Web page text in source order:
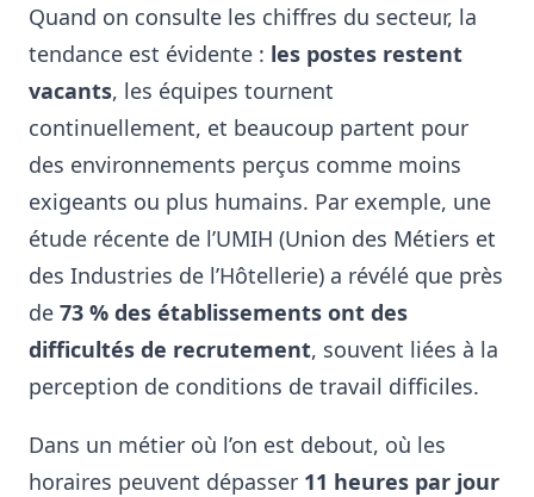
Quand on consulte les chiffres du secteur, la
tendance est évidente : les postes restent
vacants, les équipes tournent
continuellement, et beaucoup partent pour
des environnements perçus comme moins
exigeants ou plus humains. Par exemple, une
étude récente de l’UMIH (Union des Métiers et
des Industries de l’Hôtellerie) a révélé que près
de 73 % des établissements ont des
difficultés de recrutement, souvent liées à la
perception de conditions de travail difficiles.
Dans un métier où l’on est debout, où les
horaires peuvent dépasser 11 heures par jour